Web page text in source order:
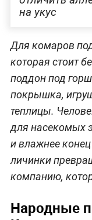
на укус
Для комаров
которая стоит
поддон под
покрышка,
теплицы.
для насекомых
и влажнее
личинки
компанию,
Народные